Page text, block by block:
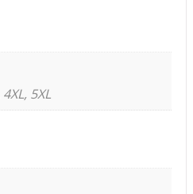
4XL, 5XL